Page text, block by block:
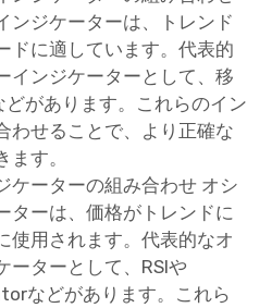
ンジケーターは、トレンド
ドに適しています。代表的
インジケーターとして、移
どがあります。これらのイン
わせることで、より正確な
ます。
ケーターの組み合わせ オシ
ターは、価格がトレンドに
使用されます。代表的なオ
ーターとして、RSIや
などがあります。これら